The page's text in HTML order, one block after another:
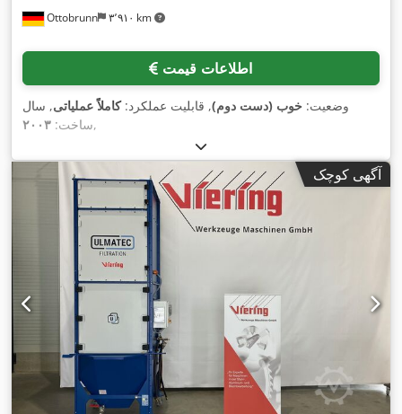
Ottobrunn ۳٬۹۱۰ km
اطلاعات قیمت
وضعیت: خوب (دست دوم), قابلیت عملکرد:کاملاً عملیاتی, سال
ساخت: ۲۰۰۳ ,
آگهی کوچک